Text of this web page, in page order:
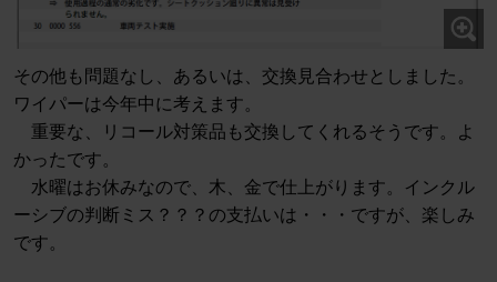
その他も問題なし、あるいは、交換見合わせとしました。
ワイパーは今年中に考えます。
重要な、リコール対策品も交換してくれるそうです。よ
かったです。
水曜はお休みなので、木、金で仕上がります。インクル
ーシブの判断ミス？？？の支払いは・・・ですが、楽しみ
です。